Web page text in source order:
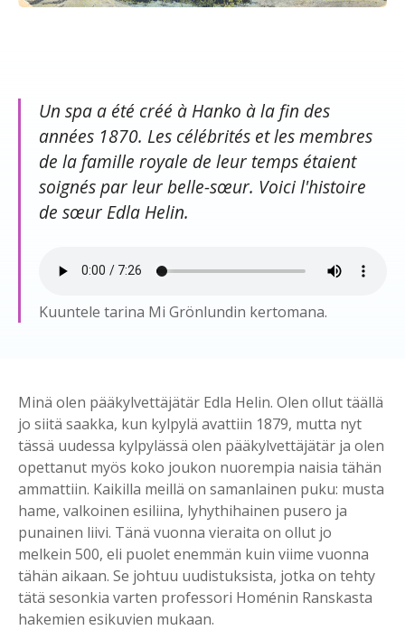
Un spa a été créé à Hanko à la fin des
années 1870. Les célébrités et les membres
de la famille royale de leur temps étaient
soignés par leur belle-sœur. Voici l'histoire
de sœur Edla Helin.
Kuuntele tarina Mi Grönlundin kertomana.
Minä olen pääkylvettäjätär Edla Helin. Olen ollut täällä
jo siitä saakka, kun kylpylä avattiin 1879, mutta nyt
tässä uudessa kylpylässä olen pääkylvettäjätär ja olen
opettanut myös koko joukon nuorempia naisia tähän
ammattiin. Kaikilla meillä on samanlainen puku: musta
hame, valkoinen esiliina, lyhythihainen pusero ja
punainen liivi. Tänä vuonna vieraita on ollut jo
melkein 500, eli puolet enemmän kuin viime vuonna
tähän aikaan. Se johtuu uudistuksista, jotka on tehty
tätä sesonkia varten professori Homénin Ranskasta
hakemien esikuvien mukaan.